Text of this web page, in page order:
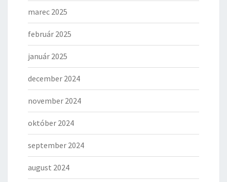
marec 2025
február 2025
január 2025
december 2024
november 2024
október 2024
september 2024
august 2024